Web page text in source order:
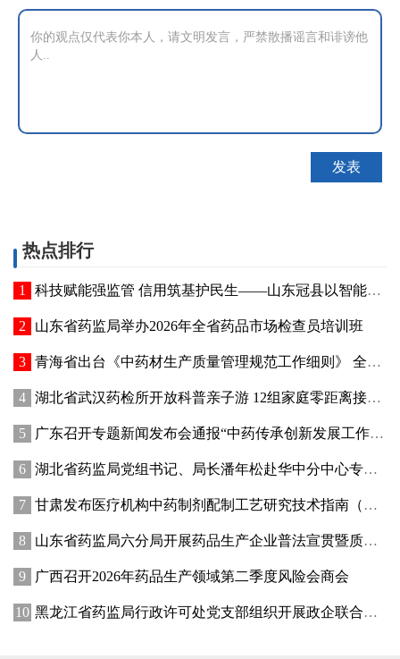
热点排行
科技赋能强监管 信用筑基护民生——山东冠县以智能管控提质“两定机构”医保服务能力
山东省药监局举办2026年全省药品市场检查员培训班
青海省出台《中药材生产质量管理规范工作细则》 全面强化中药材质量源头管控
湖北省武汉药检所开放科普亲子游 12组家庭零距离接触药品检验
广东召开专题新闻发布会通报“中药传承创新发展工作成效”
湖北省药监局党组书记、局长潘年松赴华中分中心专题调研全面从严治党工作 强调以高质量党建引领药监事业行稳致远
甘肃发布医疗机构中药制剂配制工艺研究技术指南（试行）
山东省药监局六分局开展药品生产企业普法宣贯暨质量管理提升座谈交流活动
广西召开2026年药品生产领域第二季度风险会商会
黑龙江省药监局行政许可处党支部组织开展政企联合主题党日活动